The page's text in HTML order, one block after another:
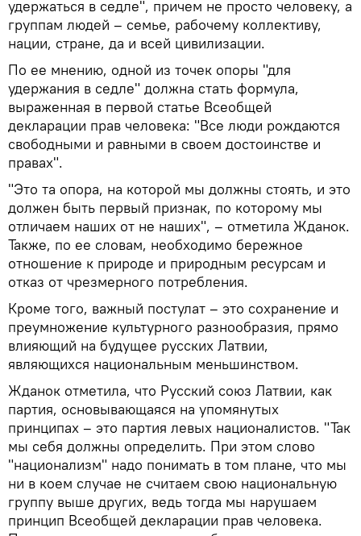
удержаться в седле", причем не просто человеку, а
группам людей – семье, рабочему коллективу,
нации, стране, да и всей цивилизации.
По ее мнению, одной из точек опоры "для
удержания в седле" должна стать формула,
выраженная в первой статье Всеобщей
декларации прав человека: "Все люди рождаются
свободными и равными в своем достоинстве и
правах".
"Это та опора, на которой мы должны стоять, и это
должен быть первый признак, по которому мы
отличаем наших от не наших", – отметила Жданок.
Также, по ее словам, необходимо бережное
отношение к природе и природным ресурсам и
отказ от чрезмерного потребления.
Кроме того, важный постулат – это сохранение и
преумножение культурного разнообразия, прямо
влияющий на будущее русских Латвии,
являющихся национальным меньшинством.
Жданок отметила, что Русский союз Латвии, как
партия, основывающаяся на упомянутых
принципах – это партия левых националистов. "Так
мы себя должны определить. При этом слово
"национализм" надо понимать в том плане, что мы
ни в коем случае не считаем свою национальную
группу выше других, ведь тогда мы нарушаем
принцип Всеобщей декларации прав человека.